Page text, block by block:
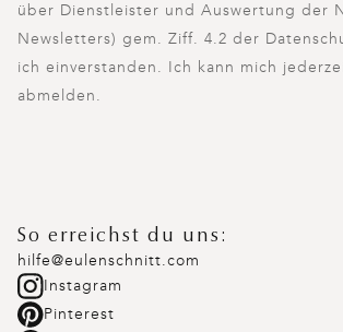
über Dienstleister und Auswertung der
Newsletters) gem. Ziff. 4.2 der
ich einverstanden. Ich kann mich
abmelden.
So erreichst du uns:
hilfe@eulenschnitt.com
Instagram
Pinterest